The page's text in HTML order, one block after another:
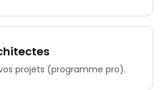
projets (programme pro).